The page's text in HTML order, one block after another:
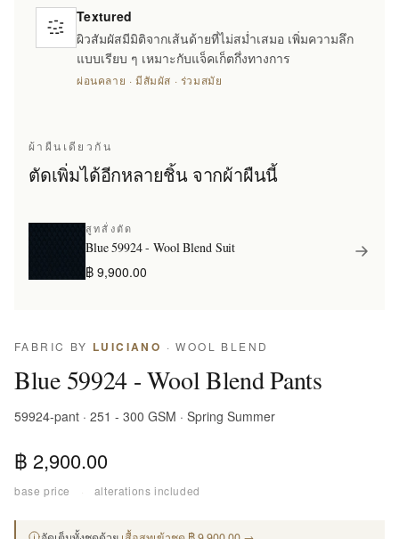
Textured
ผิวสัมผัสมีมิติจากเส้นด้ายที่ไม่สม่ำเสมอ เพิ่มความลึก
แบบเรียบ ๆ เหมาะกับแจ็คเก็ตกึ่งทางการ
ผ่อนคลาย · มีสัมผัส · ร่วมสมัย
ผ้าผืนเดียวกัน
ตัดเพิ่มได้อีกหลายชิ้น จากผ้าผืนนี้
สูทสั่งตัด
Blue 59924 - Wool Blend Suit
฿ 9,900.00
FABRIC BY LUICIANO · WOOL BLEND
Blue 59924 - Wool Blend Pants
59924-pant · 251 - 300 GSM · Spring Summer
฿ 2,900.00
base price · alterations included